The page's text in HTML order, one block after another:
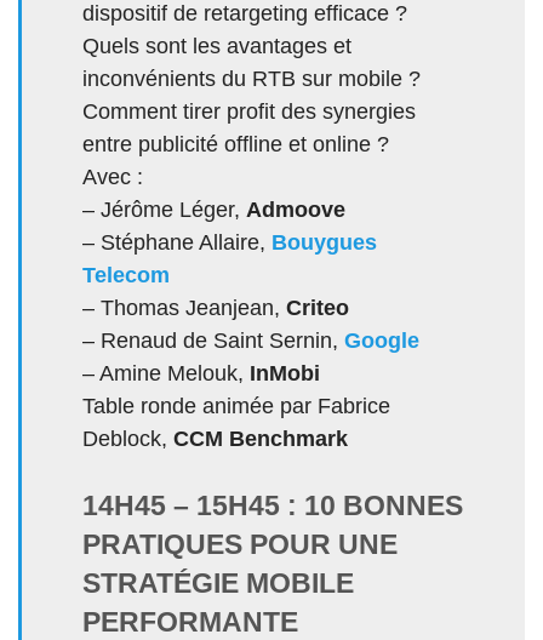
dispositif de retargeting efficace ?
Quels sont les avantages et
inconvénients du RTB sur mobile ?
Comment tirer profit des synergies
entre publicité offline et online ?
Avec :
– Jérôme Léger, Admoove
– Stéphane Allaire, Bouygues
Telecom
– Thomas Jeanjean, Criteo
– Renaud de Saint Sernin, Google
– Amine Melouk, InMobi
Table ronde animée par Fabrice
Deblock, CCM Benchmark
14H45 – 15H45 : 10 BONNES
PRATIQUES POUR UNE
STRATÉGIE MOBILE
PERFORMANTE